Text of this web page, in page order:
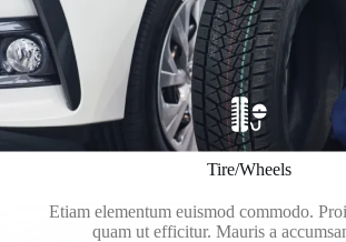
Tire/Wheels
Etiam elementum euismod commodo.
quam ut efficitur. Mauris a